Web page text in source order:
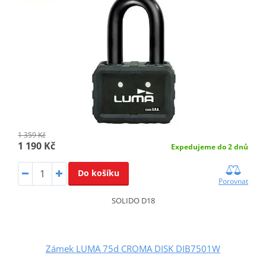
1 359 Kč
1 190 Kč Expedujeme do 2 dnů
Do košíku
Porovnat
SOLIDO D18
Zámek LUMA 75d CROMA DISK DIB7501W